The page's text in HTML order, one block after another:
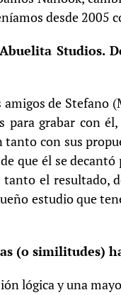
desde 2005
Studios.
de Stefano
para grabar con
con sus
que él se
el resultado,
estudio que
(o similitudes)
lógica y una